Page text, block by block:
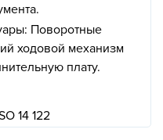
Поворотные
ходовой механизм
плату.
14 122